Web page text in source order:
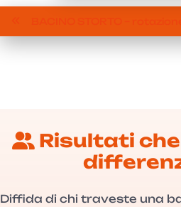
Risultati
Diffida di chi traveste una